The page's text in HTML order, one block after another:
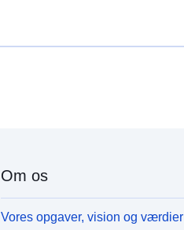
Om os
Vores opgaver, vision og værdier